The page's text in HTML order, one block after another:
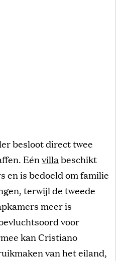
besloot direct twee
Eénvillabeschikt
en is bedoeld om familie
terwijl de tweede
meer is
voor
kan Cristiano
van het eiland,